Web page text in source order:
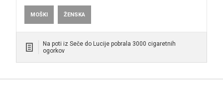
MOŠKI ŽENSKA
Na poti iz Seče do Lucije pobrala 3000 cigaretnih
ogorkov